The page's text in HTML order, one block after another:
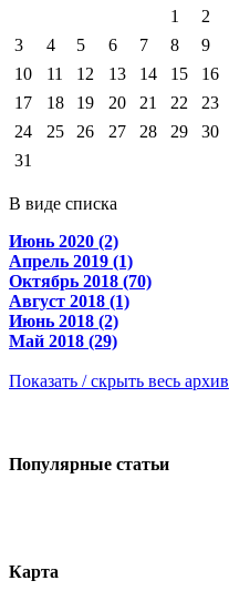
1
2
3
4 5 6 7 8
9
10
11 12 13 14 15
16
17
18 19 20 21 22
23
24
25 26 27 28 29
30
31
В виде списка
Июнь 2020 (2)
Апрель 2019 (1)
Октябрь 2018 (70)
Август 2018 (1)
Июнь 2018 (2)
Май 2018 (29)
Показать / скрыть весь архив
Популярные статьи
Карта